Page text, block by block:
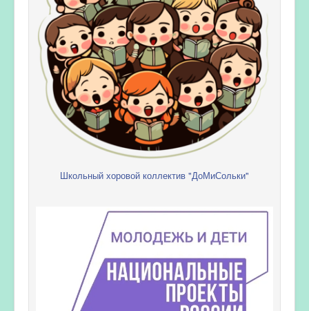
Школьный хоровой коллектив "ДоМиСольки"